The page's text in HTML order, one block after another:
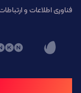
فناوری اطلاعات و